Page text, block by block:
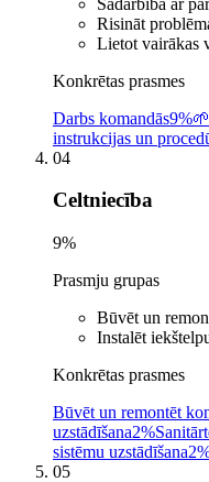
Risināt
Lietot vairākas
Konkrētas prasmes
Darbs komandās9%🌱
instrukcijas un
04
Celtniecība
9%
Prasmju grupas
Būvēt un
Instalēt
Konkrētas prasmes
Būvēt un remontēt
uzstādīšana2%
sistēmu uzstādīšana
05